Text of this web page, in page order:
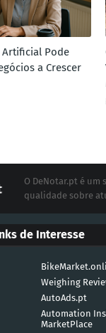
Pode
a Crescer
O DeNotar.pt é
qualidade sobre
de Interesse
Weighing
AutoAds.pt
Automation
MarketPlace